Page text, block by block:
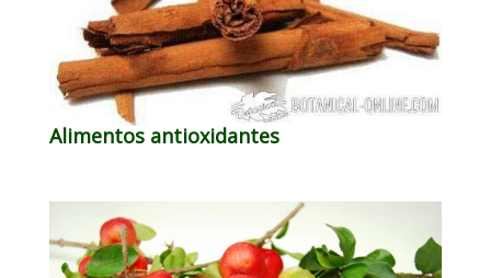
Alimentos antioxidantes